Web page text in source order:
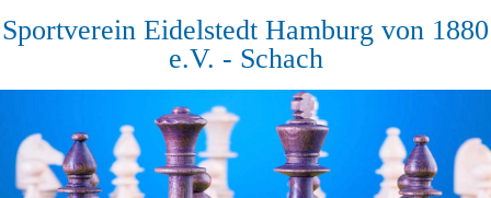
Sportverein Eidelstedt Hamburg von 1880
e.V. - Schach